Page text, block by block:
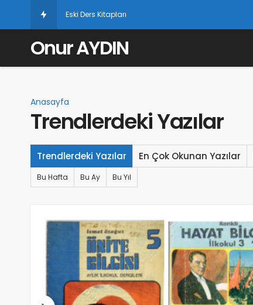
Eski Ders Kitapları
Onur AYDIN
Anasayfa
Trendlerdeki Yazılar
Trendlerdeki Yazılar En Çok Okunan Yazılar
Bu Hafta Bu Ay Bu Yıl